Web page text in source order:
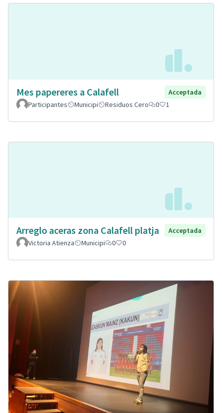
Mes papereres a Calafell
Acceptada
Participantes
Municipi Residuos Cero 0 1
Arreglo aceras zona Calafell platja
Acceptada
Victoria Atienza
Municipi 0 0